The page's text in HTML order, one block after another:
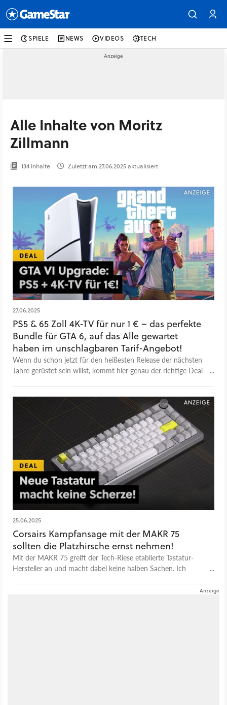
SPIELE NEWS VIDEOS TECH
Alle Inhalte von Moritz
Zillmann
134 Inhalte Zuletzt am 27.06.2025 aktualisiert
27.06.2025
PS5 & 65 Zoll 4K-TV für nur 1 € – das perfekte
Bundle für GTA 6, auf das Alle gewartet
haben im unschlagbaren Tarif-Angebot!
Wenn du schon jetzt für den heißesten Release der nächsten
Jahre gerüstet sein willst, kommt hier genau der richtige Deal
Kombination mit einem Handyvertrag, der ebenfalls einiges
auf dem Kasten hat.
25.06.2025
Corsairs Kampfansage mit der MAKR 75
sollten die Platzhirsche ernst nehmen!
Mit der MAKR 75 greift der Tech-Riese etablierte Tastatur-
Hersteller an und macht dabei keine halben Sachen. Ich
ansehen und kann sagen: Das sieht nach dem richtigen Weg